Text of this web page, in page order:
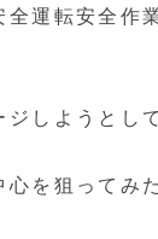
運転安全作
しようとし
を狙ってみ